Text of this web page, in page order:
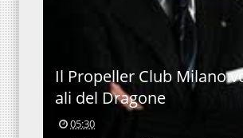
Il Propeller Club Milano
ali del Dragone
05:30